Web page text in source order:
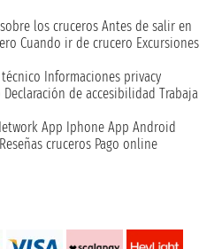
los cruceros Antes de salir en
Cuando ir de crucero Excursiones
Informaciones privacy
Declaración de accesibilidad Trabaja
App Iphone App Android
Reseñas cruceros Pago online